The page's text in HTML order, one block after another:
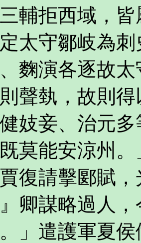
輔拒西域，
太守鄒岐為
麴演各逐故
聲埶，故則
妓妾、治元
莫能安涼州
復請擊郾賦
卿謀略過人
」遣護軍夏